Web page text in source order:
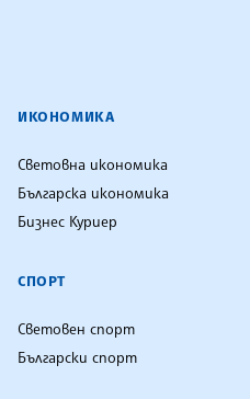
ИКОНОМИКА
Световна икономика
Българска икономика
Бизнес Куриер
СПОРТ
Световен спорт
Български спорт